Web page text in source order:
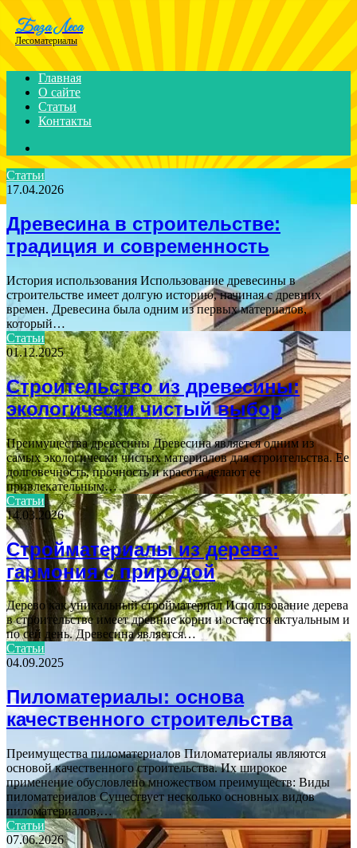
Menu
База Леса
Лесоматериалы
Главная
О сайте
Статьи
Контакты
for
Статьи
17.04.2026
Древесина в строительстве:
традиция и современность
История использования Использование древесины в
строительстве имеет долгую историю, начиная с древних
времен. Древесина была одним из первых материалов,
который…
Статьи
01.12.2025
Строительство из древесины:
экологически чистый выбор
Преимущества древесины Древесина является одним из
самых экологически чистых материалов для строительства. Ее
долговечность, прочность и красота делают ее
привлекательным…
Статьи
14.03.2026
Стройматериалы из дерева:
гармония с природой
Дерево как уникальный стройматериал Использование дерева
в строительстве имеет древние корни и остается актуальным и
по сей день. Древесина является…
Статьи
04.09.2025
Пиломатериалы: основа
качественного строительства
Преимущества пиломатериалов Пиломатериалы являются
основой качественного строительства. Их широкое
применение обусловлено множеством преимуществ: Виды
пиломатериалов Существует несколько основных видов
пиломатериалов,…
Статьи
07.06.2026